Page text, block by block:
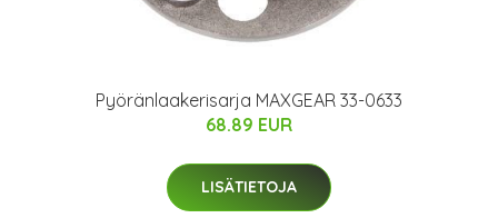
Pyöränlaakerisarja MAXGEAR 33-0633
68.89 EUR
LISÄTIETOJA